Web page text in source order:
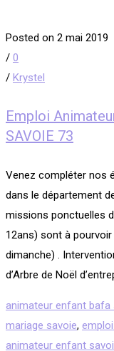
Posted on 2 mai 2019
/ 0
/ Krystel
Emploi
SAVOIE 73
Venez compléter nos
dans le département
missions ponctuelles
12ans) sont à
dimanche) .
d’Arbre de Noël
animateur enfant bafa
mariage savoie,
animateur enfant